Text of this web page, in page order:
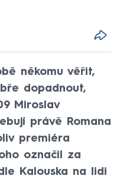
někomu věřit,
dopadnout,
Miroslav
právě Romana
premiéra
označil za
Kalouska na lidi